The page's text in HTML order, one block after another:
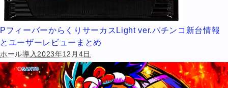
PフィーバーからくりサーカスLight ver.パチンコ新台情報
とユーザーレビューまとめ
ホール導入2023年12月4日